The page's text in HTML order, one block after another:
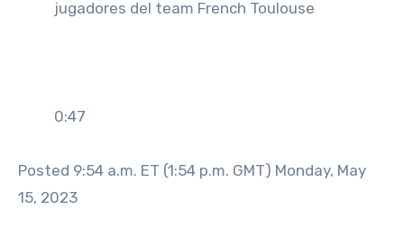
0:47
Posted 9:54 a.m. ET (1:54 p.m. GMT) Monday, May
15, 2023